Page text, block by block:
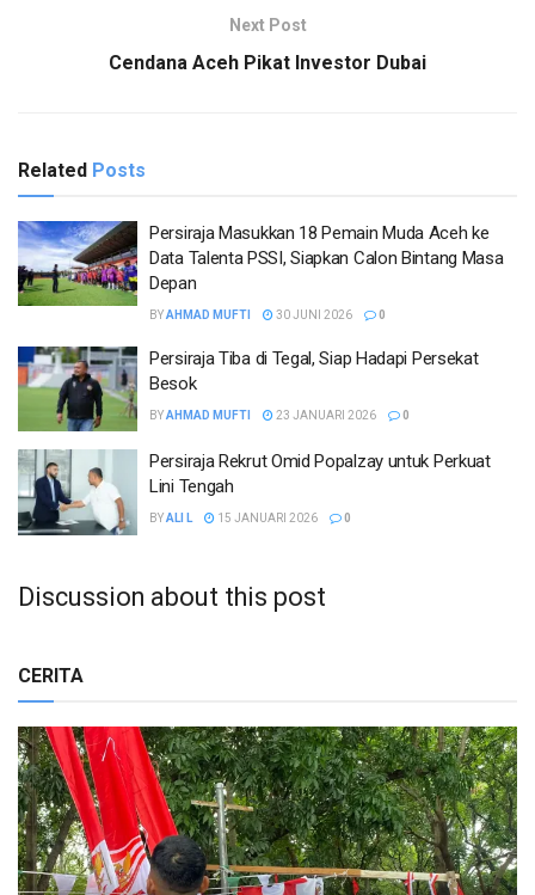
Next Post
Cendana Aceh Pikat Investor Dubai
Related Posts
Persiraja Masukkan 18 Pemain Muda Aceh ke
Data Talenta PSSI, Siapkan Calon Bintang Masa
Depan
BYAHMAD MUFTI 30 JUNI 2026 0
Persiraja Tiba di Tegal, Siap Hadapi Persekat
Besok
BYAHMAD MUFTI 23 JANUARI 2026 0
Persiraja Rekrut Omid Popalzay untuk Perkuat
Lini Tengah
BYALI L 15 JANUARI 2026 0
Discussion about this post
CERITA